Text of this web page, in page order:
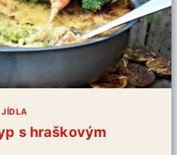
s hraškovým